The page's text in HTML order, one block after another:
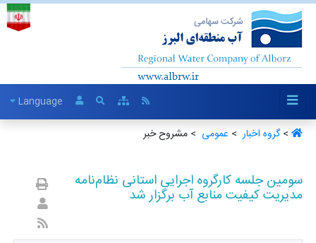
Language
>گروه اخبار ‏ > عمومی ‏ > مشروح خبر
سومین جلسه کارگروه اجرایی استانی نظام‌نامه
مدیریت کیفیت منابع آب برگزار شد